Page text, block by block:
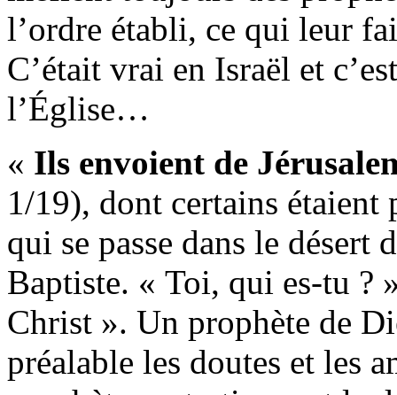
l’ordre établi, ce qui leur
C’était vrai en Israël et
l’Église…
« Ils envoient de
1/19), dont certains
qui se passe dans le désert
Baptiste. « Toi, qui es-tu ?
Christ ». Un prophète de
préalable les doutes et les